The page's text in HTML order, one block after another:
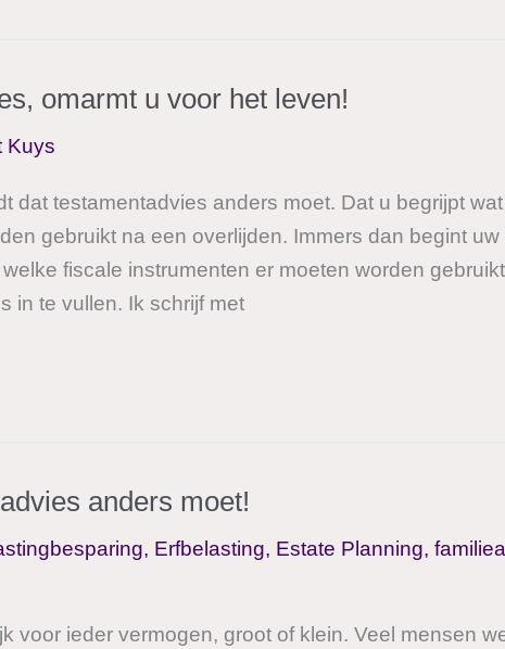
omarmt u voor het leven!
Kuys
dat testamentadvies anders moet. Dat u begrijpt
gebruikt na een overlijden. Immers dan begint
fiscale instrumenten er moeten worden
in te vullen. Ik schrijf met
anders moet!
, Erfbelasting, Estate Planning,
voor ieder vermogen, groot of klein. Veel mensen